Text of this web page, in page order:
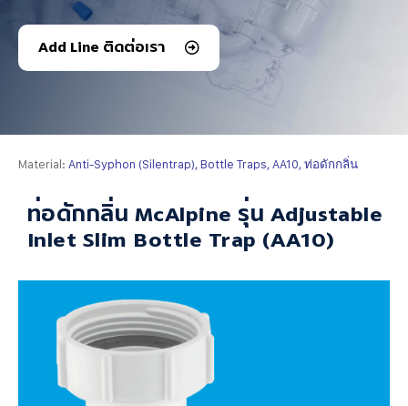
Add Line ติดต่อเรา
Material: Anti-Syphon (Silentrap), Bottle Traps, AA10, ท่อดักกลิ่น
ท่อดักกลิ่น McAlpine รุ่น Adjustable
Inlet Slim Bottle Trap (AA10)